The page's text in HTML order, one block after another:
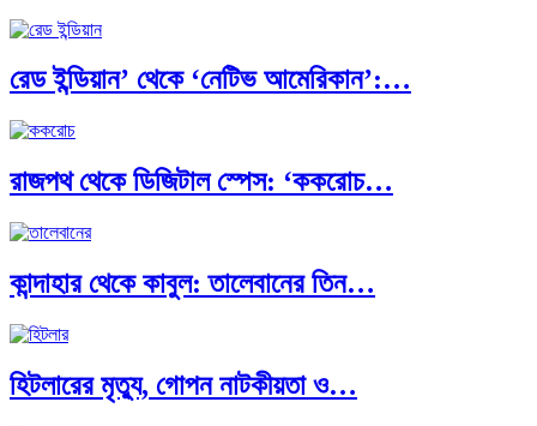
পূর্ব ইউরোপ বনাম তুরস্ক: শত…
পৃথিবীতে বর্তমানে মোট দেশের সংখ্যা…
এশিয়ান সেঞ্চুরির দ্বৈরথ: চীন-ভারতের বৈশ্বিক…
পাকিস্তান, চীন ও বাংলাদেশ: তিন…
রেড ইন্ডিয়ান’ থেকে ‘নেটিভ আমেরিকান’:…
রাজপথ থেকে ডিজিটাল স্পেস: ‘ককরোচ…
কান্দাহার থেকে কাবুল: তালেবানের তিন…
হিটলারের মৃত্যু, গোপন নাটকীয়তা ও…